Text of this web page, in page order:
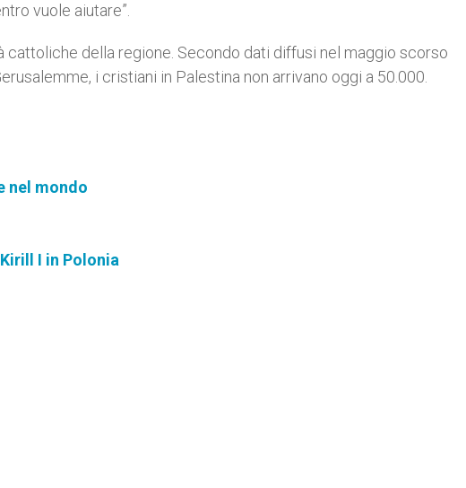
vuole aiutare”.
della regione. Secondo dati diffusi nel maggio scorso
i cristiani in Palestina non arrivano oggi a 50.000.
nel mondo
I in Polonia